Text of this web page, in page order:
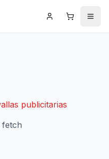
Iniciar Sesión
Carrito
publicitarias
fetch